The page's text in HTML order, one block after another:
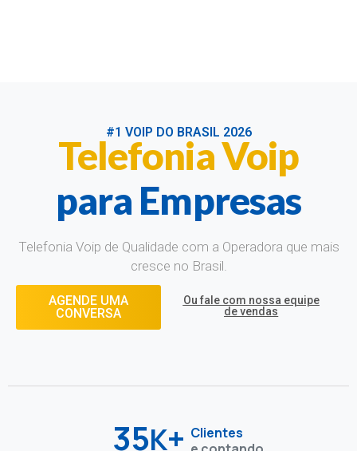
#1 VOIP DO BRASIL 2026
Telefonia Voip
para Empresas
Telefonia Voip de Qualidade com a Operadora que mais
cresce no Brasil.
AGENDE UMA
CONVERSA
Ou fale com nossa equipe
de vendas
35K+ Clientes